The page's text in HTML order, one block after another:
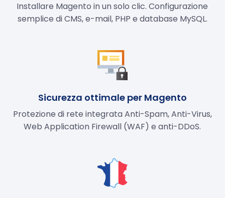
Installare Magento in un solo clic. Configurazione
semplice di CMS, e-mail, PHP e database MySQL.
Sicurezza ottimale per Magento
Protezione di rete integrata Anti-Spam, Anti-Virus,
Web Application Firewall (WAF) e anti-DDoS.